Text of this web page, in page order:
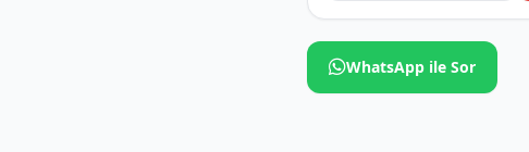
WhatsApp ile Sor